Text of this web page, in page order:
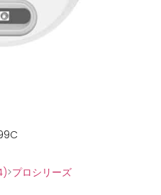
>プロシリーズ